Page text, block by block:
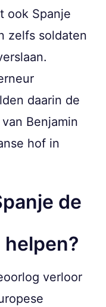
ook Spanje
zelfs soldaten
daarin de
Benjamin
hof in
de
verloor